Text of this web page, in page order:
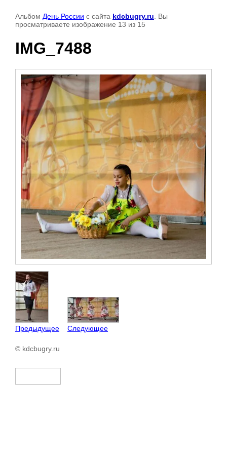
Альбом День России с сайта kdcbugry.ru . Вы
просматриваете изображение 13 из 15
IMG_7488
Предыдущее Следующее
© kdcbugry.ru